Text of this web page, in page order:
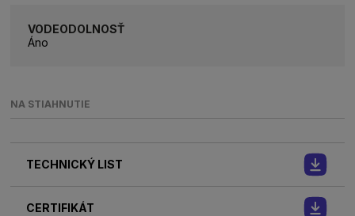
VODEODOLNOSŤ
Áno
NA STIAHNUTIE
TECHNICKÝ LIST
CERTIFIKÁT